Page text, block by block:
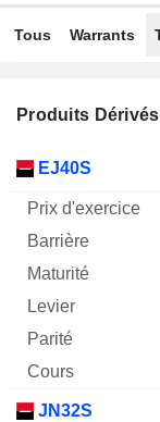
Tous Warrants
Produits Dérivés
Mnemo Type
EJ40S
JN32S